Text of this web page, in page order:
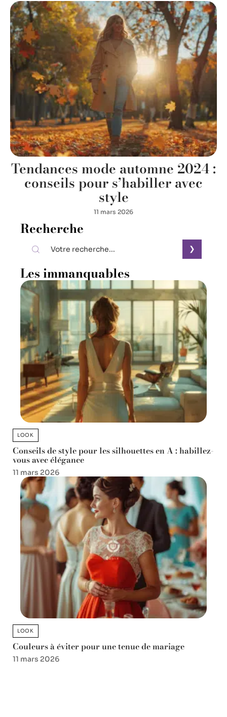
Tendances mode automne 2024 :
conseils pour s’habiller avec
style
11 mars 2026
Recherche
Les immanquables
LOOK
Conseils de style pour les silhouettes en A : habillez-
vous avec élégance
11 mars 2026
LOOK
Couleurs à éviter pour une tenue de mariage
11 mars 2026